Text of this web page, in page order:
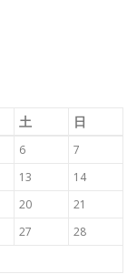
土
日
6 7
13 14
20 21
27 28